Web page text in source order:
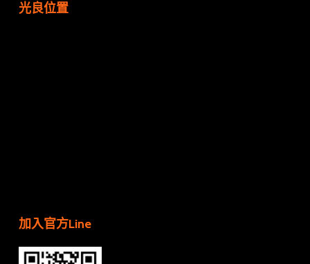
光良位置
加入官方Line